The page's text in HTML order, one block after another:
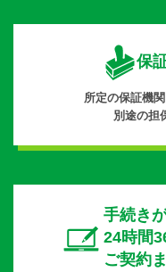
保
所定の保証機
別途の担
手続き
24時間
ご契約